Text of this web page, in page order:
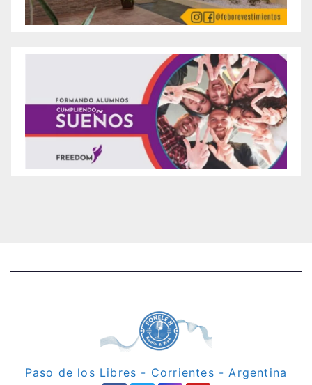
Paso de los Libres - Corrientes - Argentina